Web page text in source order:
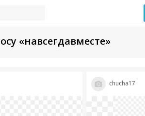
«навсегдавместе»
chucha17